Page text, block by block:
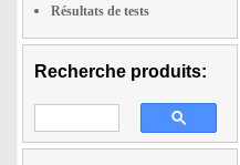
Résultats de tests
Recherche produits: